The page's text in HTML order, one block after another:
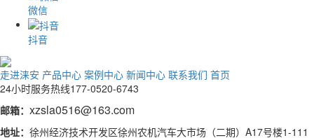
微信
抖音
走进涞安 产品中心 案例中心 新闻中心 联系我们 首页
24小时服务热线177-0520-6743
邮箱： xzsla0516@163.com
地址： 徐州经济技术开发区徐州农机汽车大市场（二期）A17号楼1-111